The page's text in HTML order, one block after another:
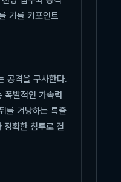
가를 키포인트
공격을 구사한다.
폭발적인 가속력
를 겨냥하는 특출
정확한 침투로 결